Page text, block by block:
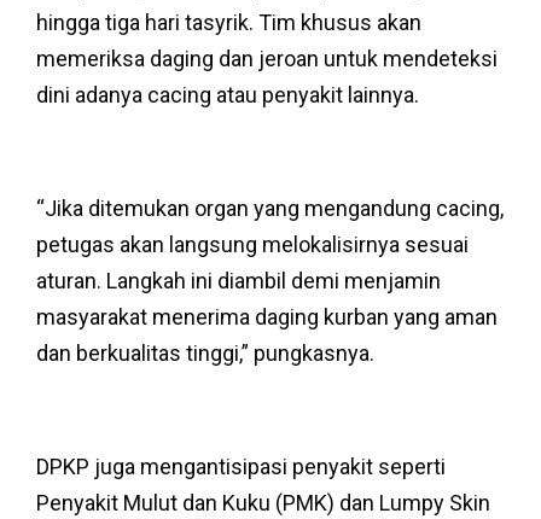
hingga tiga hari tasyrik. Tim khusus akan
memeriksa daging dan jeroan untuk mendeteksi
dini adanya cacing atau penyakit lainnya.
“Jika ditemukan organ yang mengandung cacing,
petugas akan langsung melokalisirnya sesuai
aturan. Langkah ini diambil demi menjamin
masyarakat menerima daging kurban yang aman
dan berkualitas tinggi,” pungkasnya.
DPKP juga mengantisipasi penyakit seperti
Penyakit Mulut dan Kuku (PMK) dan Lumpy Skin